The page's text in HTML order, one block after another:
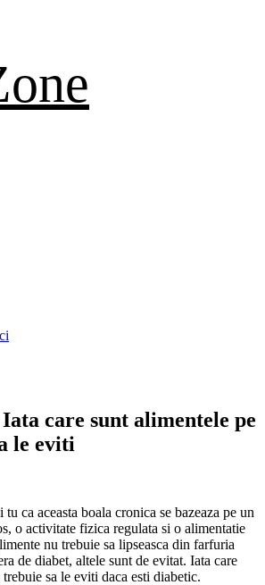
care sunt alimentele pe
le eviti
ca aceasta boala cronica se bazeaza pe un
o activitate fizica regulata si o alimentatie
nu trebuie sa lipseasca din farfuria
de diabet, altele sunt de evitat. Iata care
sa le eviti daca esti diabetic.